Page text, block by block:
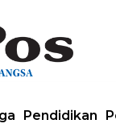
Pendidikan